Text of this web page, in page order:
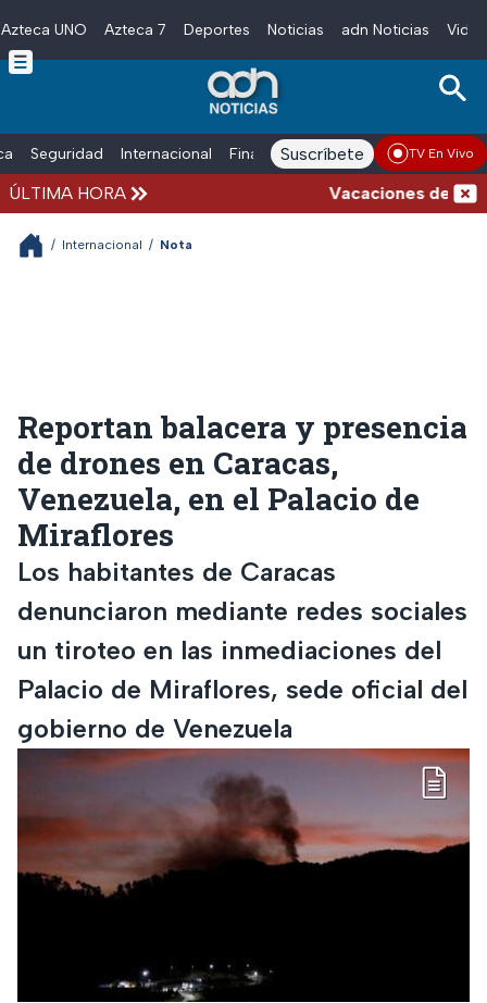
Skip to main content
Azteca UNO Azteca 7 Deportes Noticias adn Noticias
Seguridad Internacional Finanzas adn Noticias Radio
Suscríbete TV En Vivo
ÚLTIMA HORA Vacaciones de
/ Internacional / Nota
Reportan balacera y presencia
de drones en Caracas,
Venezuela, en el Palacio de
Miraflores
Los habitantes de Caracas
denunciaron mediante redes sociales
un tiroteo en las inmediaciones del
Palacio de Miraflores, sede oficial del
gobierno de Venezuela